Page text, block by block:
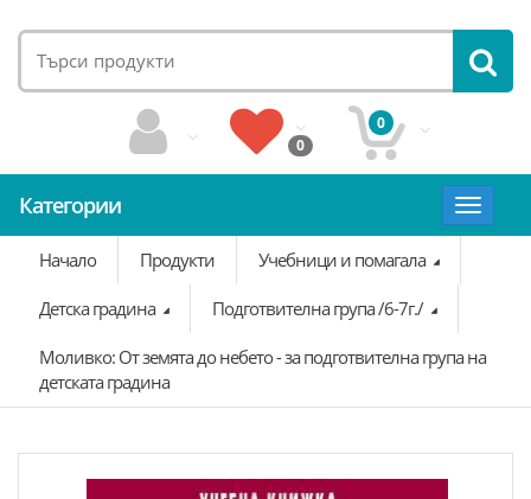
0
0
Категории
Toggle
Начало
Продукти Учебници и помагала
Детска градина Подготвителна група /6-7г./
Моливко: От земята до небето - за подготвителна група на
детската градина